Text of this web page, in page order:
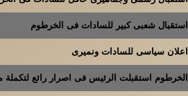
استقبال شعبى كبير للسادات فى الخرطوم
اعلان سياسى للسادات ونميرى
الخرطوم استقبلت الرئيس فى اصرار رائع لتكملة